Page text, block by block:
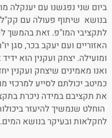
ביום שני נפגשנו עם יענקלה
בנושא שיתוף פעולה עם
לתקציבי המו"פ. זאת בהמשך
האזוריים ועם יעקב בכר, סגן
ומועילה. יצחק ועקנין הוא
ואנו מאמינים שיצחק ועקנין
כמיטב יכולתם לסייע למרכזי
הוחלט שנמשיך להיעזר
לחקלאות ובעיקר בנושא המים.